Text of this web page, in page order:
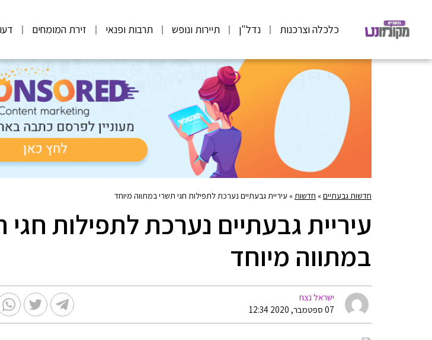
כלכלה וצרכנות נדל"ן תיירות ונופש תרבות ופנאי זירת המומחים
חדשות גבעתיים» חדשות » עיריית גבעתיים נערכת לתפילות חגי תשרי במתווה מיוחד
עיריית גבעתיים נערכת לתפילות חגי
במתווה מיוחד
ישראל נצח
07 ספטמבר, 2020 12:34